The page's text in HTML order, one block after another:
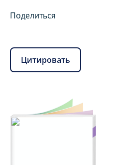
Поделиться
Цитировать